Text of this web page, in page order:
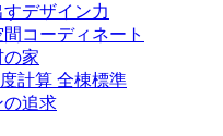
デザイン力
コーディネート
家
計算 全棟標準
の追求